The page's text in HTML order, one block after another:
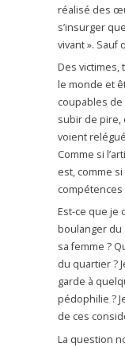
réalisé des
s’insurger
vivant ». Sauf
Des victimes,
le monde et
coupables de
subir de pire,
voient
Comme si
est, comme
compétences
Est-ce que je
boulanger du
sa femme ?
du quartier ?
garde à
pédophilie ?
de ces
La question